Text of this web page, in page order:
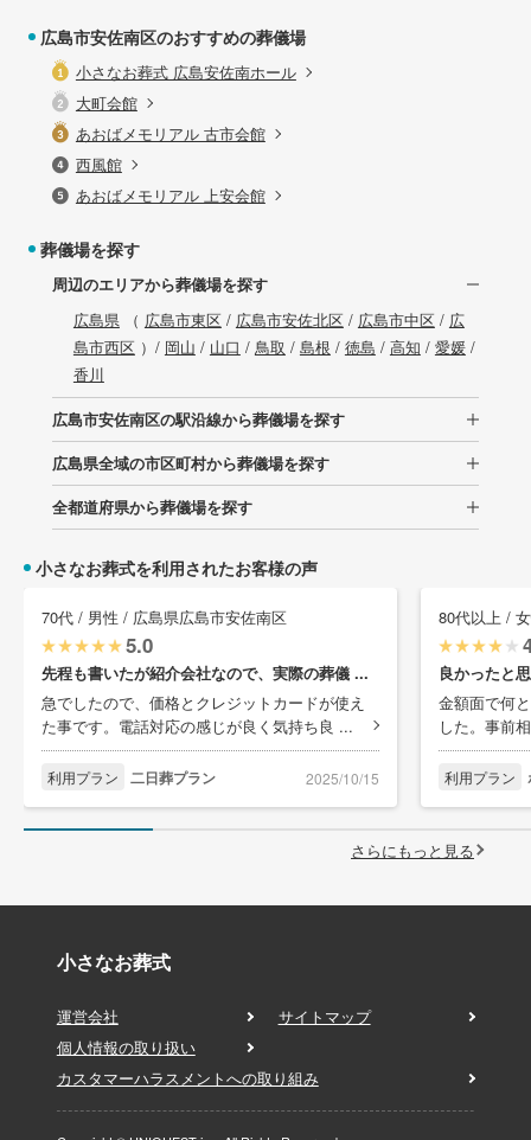
広島市安佐南区のおすすめの葬儀場
小さなお葬式 広島安佐南ホール
大町会館
あおばメモリアル 古市会館
西風館
あおばメモリアル 上安会館
葬儀場を探す
周辺のエリアから葬儀場を探す
広島県 （ 広島市東区 / 広島市安佐北区 / 広島市中区 / 広
島市西区 ）/ 岡山 / 山口 / 鳥取 / 島根 / 徳島 / 高知 / 愛媛/
香川
広島市安佐南区の駅沿線から葬儀場を探す
広島県全域の市区町村から葬儀場を探す
全都道府県から葬儀場を探す
小さなお葬式を利用されたお客様の声
70代 / 男性 / 広島県広島市安佐南区
5.0
先程も書いたが紹介会社なので、実際の葬儀 ...
急でしたので、価格とクレジットカードが使え
た事です。電話対応の感じが良く気持ち良 ...
利用プラン 二日葬プラン 2025/10/15
80代以上 /
良かったと
金額面で何
した。事前
利用プラン
さらにもっと見る
小さなお葬式
運営会社
サイトマップ
個人情報の取り扱い
カスタマーハラスメントへの取り組み